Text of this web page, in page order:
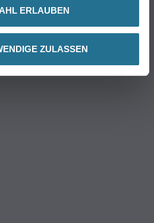
ERLAUBEN
ZULASSEN